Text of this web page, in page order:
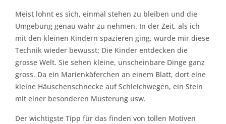
Meist lohnt es sich, einmal stehen zu bleiben und die
Umgebung genau wahr zu nehmen. In der Zeit, als ich
mit den kleinen Kindern spazieren ging, wurde mir diese
Technik wieder bewusst: Die Kinder entdecken die
grosse Welt. Sie sehen kleine, unscheinbare Dinge ganz
gross. Da ein Marienkäferchen an einem Blatt, dort eine
kleine Häuschenschnecke auf Schleichwegen, ein Stein
mit einer besonderen Musterung usw.
Der wichtigste Tipp für das finden von tollen Motiven